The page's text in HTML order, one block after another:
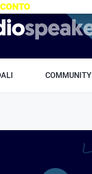
Radiospeaker.it
COMMUNITY